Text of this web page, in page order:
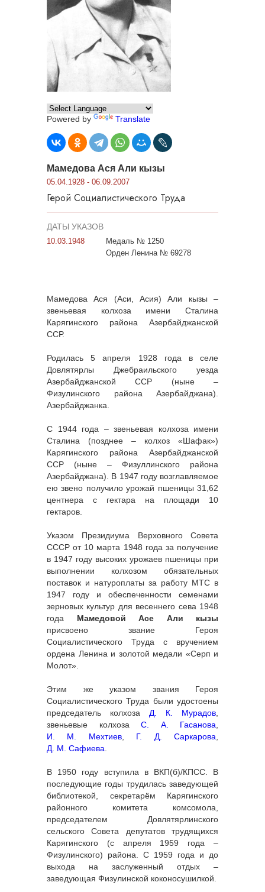
Powered by Translate
Мамедова Ася Али кызы
05.04.1928 - 06.09.2007
Герой Социалистического Труда
ДАТЫ УКАЗОВ
10.03.1948
Медаль № 1250
Орден Ленина № 69278
Мамедова Ася (Аси, Асия) Али кызы –
звеньевая колхоза имени Сталина
Карягинского района Азербайджанской
ССР.
Родилась 5 апреля 1928 года в селе
Довлятярлы Джебраильского уезда
Азербайджанской ССР (ныне –
Физулинского района Азербайджана).
Азербайджанка.
С 1944 года – звеньевая колхоза имени
Сталина (позднее – колхоз «Шафак»)
Карягинского района Азербайджанской
ССР (ныне – Физуллинского района
Азербайджана). В 1947 году возглавляемое
ею звено получило урожай пшеницы 31,62
центнера с гектара на площади 10
гектаров.
Указом Президиума Верховного Совета
СССР от 10 марта 1948 года за получение
в 1947 году высоких урожаев пшеницы при
выполнении колхозом обязательных
поставок и натуроплаты за работу МТС в
1947 году и обеспеченности семенами
зерновых культур для весеннего сева 1948
года Мамедовой Асе Али кызы
присвоено звание Героя
Социалистического Труда с вручением
ордена Ленина и золотой медали «Серп и
Молот».
Этим же указом звания Героя
Социалистического Труда были удостоены
председатель колхоза Д. К. Мурадов
звеньевые колхоза С. А. Гасанова
И. М. Мехтиев, Г. Д. Саркарова
Д. М. Сафиева
В 1950 году вступила в ВКП(б)/КПСС. В
последующие годы трудилась заведующей
библиотекой, секретарём Карягинского
районного комитета комсомола,
председателем Довлятярлинского
сельского Совета депутатов трудящихся
Карягинского (с апреля 1959 года –
Физулинского) района. С 1959 года и до
выхода на заслуженный отдых –
заведующая Физулинской коконосушилкой.